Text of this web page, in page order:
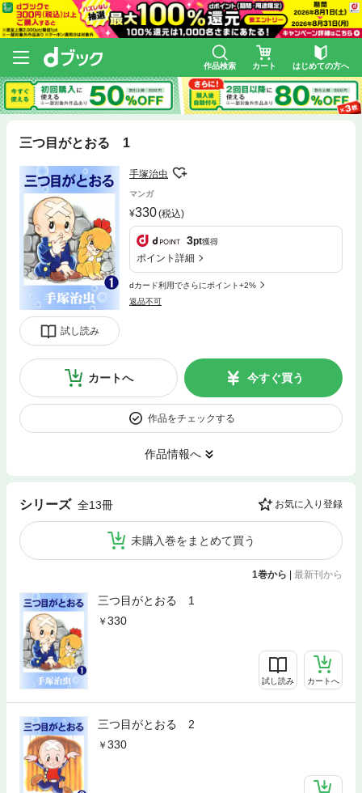
作品検索 カート はじめての方へ
三つ目がとおる 1
試し読み
手塚治虫
マンガ
330(税込)
3pt獲得
ポイント詳細
dカード利用でさらにポイント+2%
返品不可
カートへ 今すぐ買う
作品をチェックする
作品情報へ
シリーズ 全13冊 お気に入り登録
未購入巻をまとめて買う
1巻から | 最新刊から
三つ目がとおる 1
330
試し読み カートへ
三つ目がとおる 2
330